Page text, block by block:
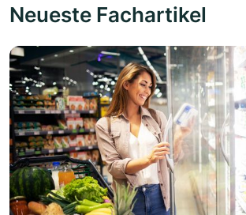
Neueste Fachartikel